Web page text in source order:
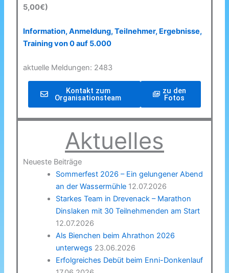
5,00€)
Information, Anmeldung, Teilnehmer, Ergebnisse,
Training von 0 auf 5.000
aktuelle Meldungen: 2483
Kontakt zum
Organisationsteam
zu den
Fotos
Aktuelles
Neueste Beiträge
Sommerfest 2026 – Ein gelungener Abend
an der Wassermühle 12.07.2026
Starkes Team in Drevenack – Marathon
Dinslaken mit 30 Teilnehmenden am Start
12.07.2026
Als Bienchen beim Ahrathon 2026
unterwegs 23.06.2026
Erfolgreiches Debüt beim Enni-Donkenlauf